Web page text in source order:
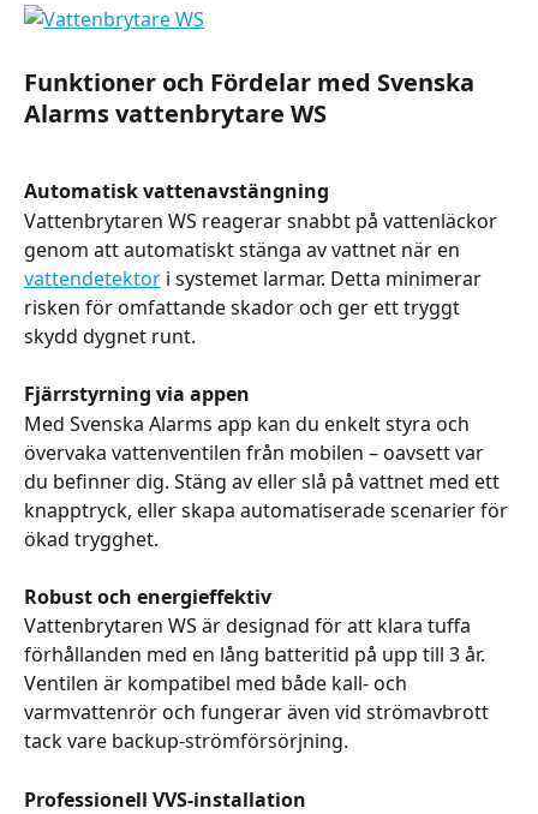
Funktioner och Fördelar med Svenska
Alarms vattenbrytare WS
Automatisk vattenavstängning
Vattenbrytaren WS reagerar snabbt på vattenläckor
genom att automatiskt stänga av vattnet när en
vattendetektor i systemet larmar. Detta minimerar
risken för omfattande skador och ger ett tryggt
skydd dygnet runt.
Fjärrstyrning via appen
Med Svenska Alarms app kan du enkelt styra och
övervaka vattenventilen från mobilen – oavsett var
du befinner dig. Stäng av eller slå på vattnet med ett
knapptryck, eller skapa automatiserade scenarier för
ökad trygghet.
Robust och energieffektiv
Vattenbrytaren WS är designad för att klara tuffa
förhållanden med en lång batteritid på upp till 3 år.
Ventilen är kompatibel med både kall- och
varmvattenrör och fungerar även vid strömavbrott
tack vare backup-strömförsörjning.
Professionell VVS-installation